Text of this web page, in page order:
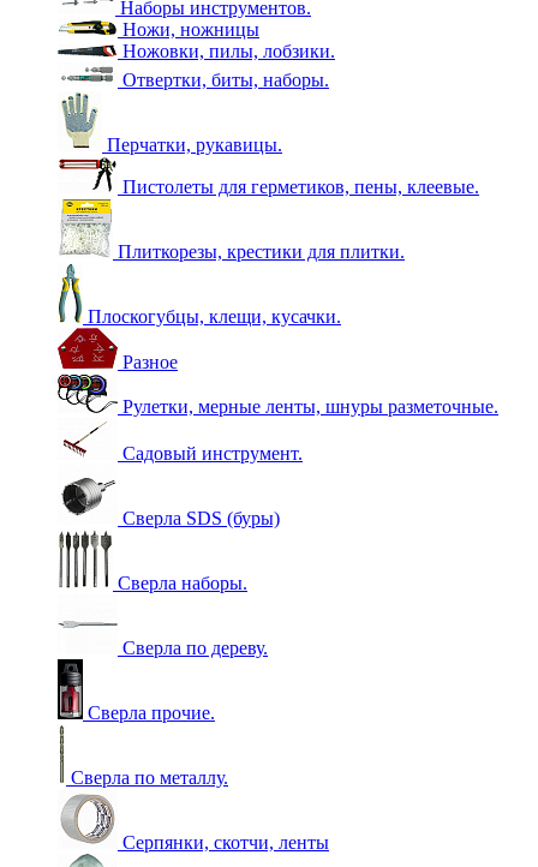
Наборы инструментов.
Ножи, ножницы
Ножовки, пилы, лобзики.
Отвертки, биты, наборы.
Перчатки, рукавицы.
Пистолеты для герметиков, пены, клеевые.
Плиткорезы, крестики для плитки.
Плоскогубцы, клещи, кусачки.
Разное
Рулетки, мерные ленты, шнуры разметочные.
Садовый инструмент.
Сверла SDS (буры)
Сверла наборы.
Сверла по дереву.
Сверла прочие.
Сверла по металлу.
Серпянки, скотчи, ленты